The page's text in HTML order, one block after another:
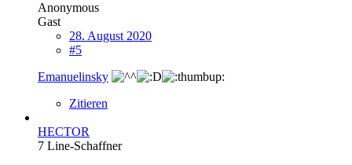
Anonymous
Gast
28. August 2020
#5
Emanuelinsky
Zitieren
HECTOR
7 Line-Schaffner